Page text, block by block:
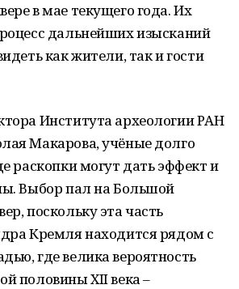
в мае текущего года. Их
дальнейших изысканий
как жители, так и гости
Института археологии РАН
Макарова, учёные долго
раскопки могут дать эффект и
Выбор пал на Большой
поскольку эта часть
Кремля находится рядом с
где велика вероятность
половины XII века –